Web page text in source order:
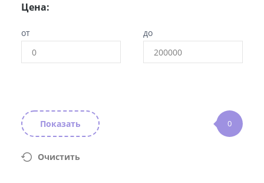
Цена:
от до
Показать
Очистить
0